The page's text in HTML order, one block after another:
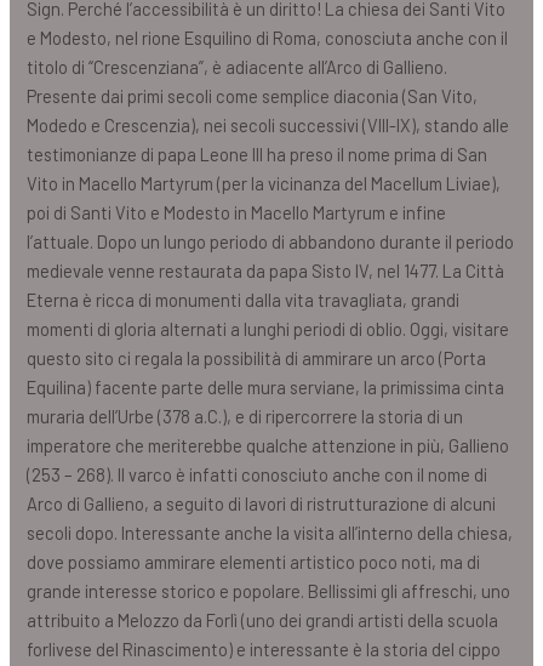
Sign. Perché l’accessibilità è un diritto! La chiesa dei Santi Vito
e Modesto, nel rione Esquilino di Roma, conosciuta anche con il
titolo di “Crescenziana”, è adiacente all’Arco di Gallieno.
Presente dai primi secoli come semplice diaconia (San Vito,
Modedo e Crescenzia), nei secoli successivi (VIII-IX), stando alle
testimonianze di papa Leone III ha preso il nome prima di San
Vito in Macello Martyrum (per la vicinanza del Macellum Liviae),
poi di Santi Vito e Modesto in Macello Martyrum e infine
l’attuale. Dopo un lungo periodo di abbandono durante il periodo
medievale venne restaurata da papa Sisto IV, nel 1477. La Città
Eterna è ricca di monumenti dalla vita travagliata, grandi
momenti di gloria alternati a lunghi periodi di oblio. Oggi, visitare
questo sito ci regala la possibilità di ammirare un arco (Porta
Equilina) facente parte delle mura serviane, la primissima cinta
muraria dell’Urbe (378 a.C.), e di ripercorrere la storia di un
imperatore che meriterebbe qualche attenzione in più, Gallieno
(253 – 268). Il varco è infatti conosciuto anche con il nome di
Arco di Gallieno, a seguito di lavori di ristrutturazione di alcuni
secoli dopo. Interessante anche la visita all’interno della chiesa,
dove possiamo ammirare elementi artistico poco noti, ma di
grande interesse storico e popolare. Bellissimi gli affreschi, uno
attribuito a Melozzo da Forlì (uno dei grandi artisti della scuola
forlivese del Rinascimento) e interessante è la storia del cippo